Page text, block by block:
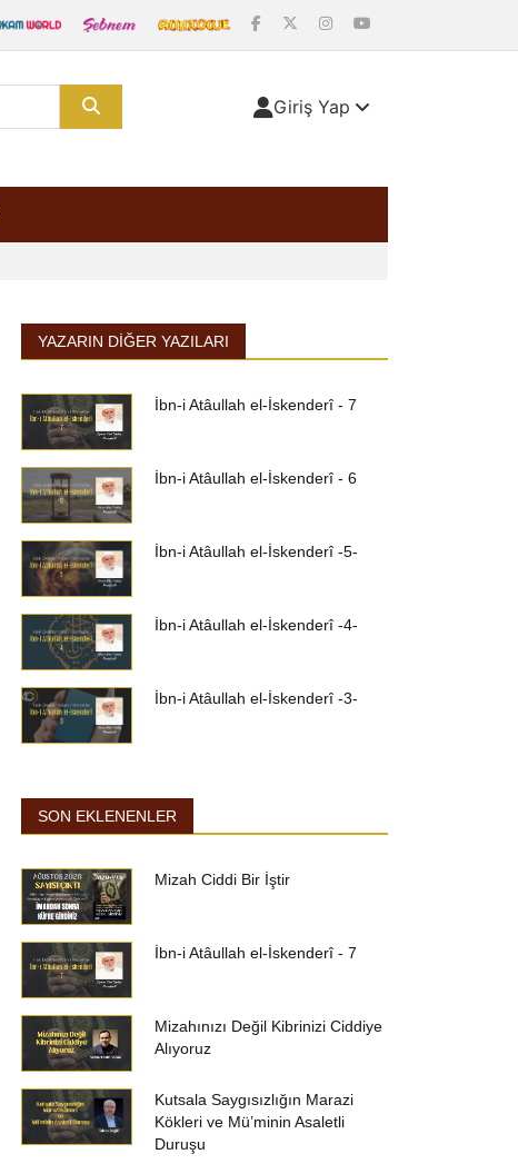
Giriş Yap
YAZARIN DIĞER YAZILARI
İbn-i Atâullah el-İskenderî - 7
İbn-i Atâullah el-İskenderî - 6
İbn-i Atâullah el-İskenderî -5-
İbn-i Atâullah el-İskenderî -4-
İbn-i Atâullah el-İskenderî -3-
SON EKLENENLER
Mizah Ciddi Bir İştir
İbn-i Atâullah el-İskenderî - 7
Mizahınızı Değil Kibrinizi Ciddiye
Alıyoruz
Kutsala Saygısızlığın Marazi
Kökleri ve Mü’minin Asaletli
Duruşu